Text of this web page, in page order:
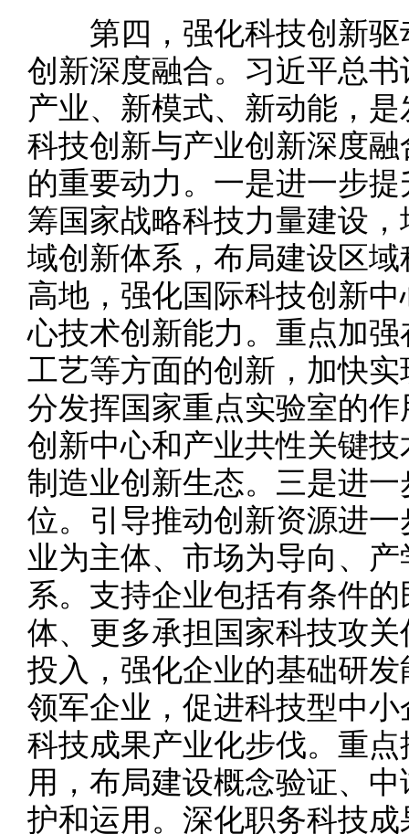
第四，强化科技创新驱
创新深度融合。习近平总
产业、新模式、新动能，
科技创新与产业创新深度
的重要动力。一是进一步
筹国家战略科技力量建设
域创新体系，布局建设区
高地，强化国际科技创新
心技术创新能力。重点加
工艺等方面的创新，加快
分发挥国家重点实验室的
创新中心和产业共性关键
制造业创新生态。三是进
位。引导推动创新资源进
业为主体、市场为导向、
系。支持企业包括有条件
体、更多承担国家科技攻
投入，强化企业的基础研
领军企业，促进科技型中
科技成果产业化步伐。重
用，布局建设概念验证、
护和运用。深化职务科技